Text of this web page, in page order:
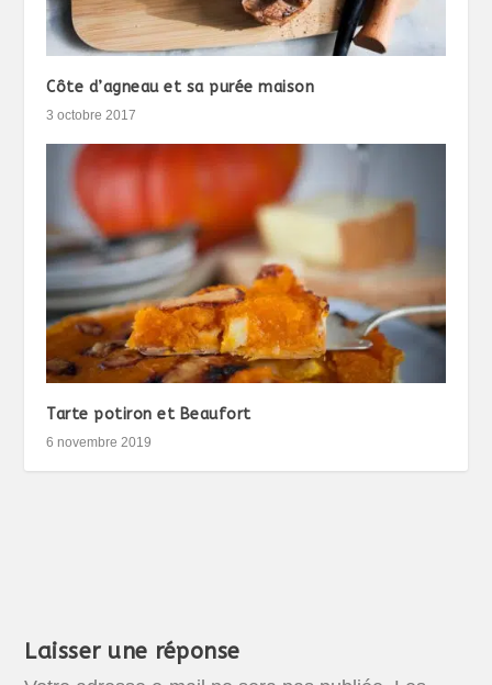
Côte d’agneau et sa purée maison
3 octobre 2017
Tarte potiron et Beaufort
6 novembre 2019
Laisser une réponse